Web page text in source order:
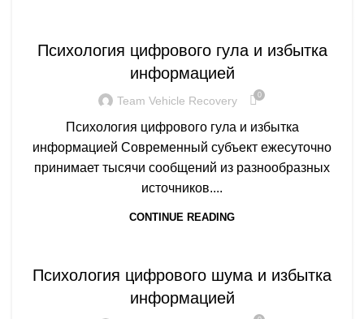
Психология цифрового гула и избытка
информацией
Team Vehicle Recovery 0
Психология цифрового гула и избытка
информацией Современный субъект ежесуточно
принимает тысячи сообщений из разнообразных
источников....
CONTINUE READING
Психология цифрового шума и избытка
информацией